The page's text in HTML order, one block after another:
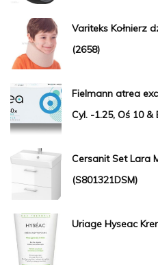
Variteks Kołnierz
(2658)
Fielmann atrea
Cyl. -1.25, Oś 10 &
Cersanit Set Lara
(S801321DSM)
Uriage Hyseac